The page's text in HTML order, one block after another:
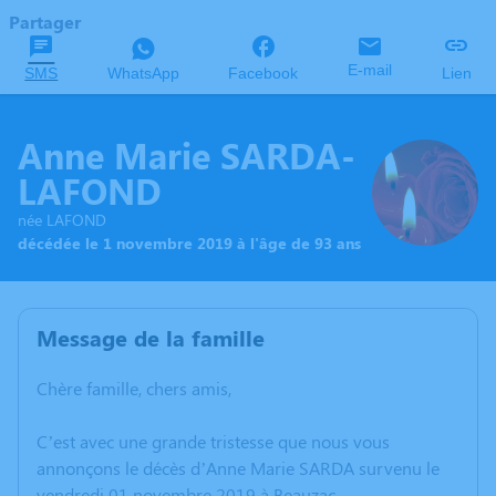
Partager
SMS WhatsApp Facebook E-mail Lien
Anne Marie SARDA-
LAFOND
née LAFOND
décédée le 1 novembre 2019 à l'âge de 93 ans
Message de la famille
Chère famille, chers amis,
C’est avec une grande tristesse que nous vous
annonçons le décès d’Anne Marie SARDA survenu le